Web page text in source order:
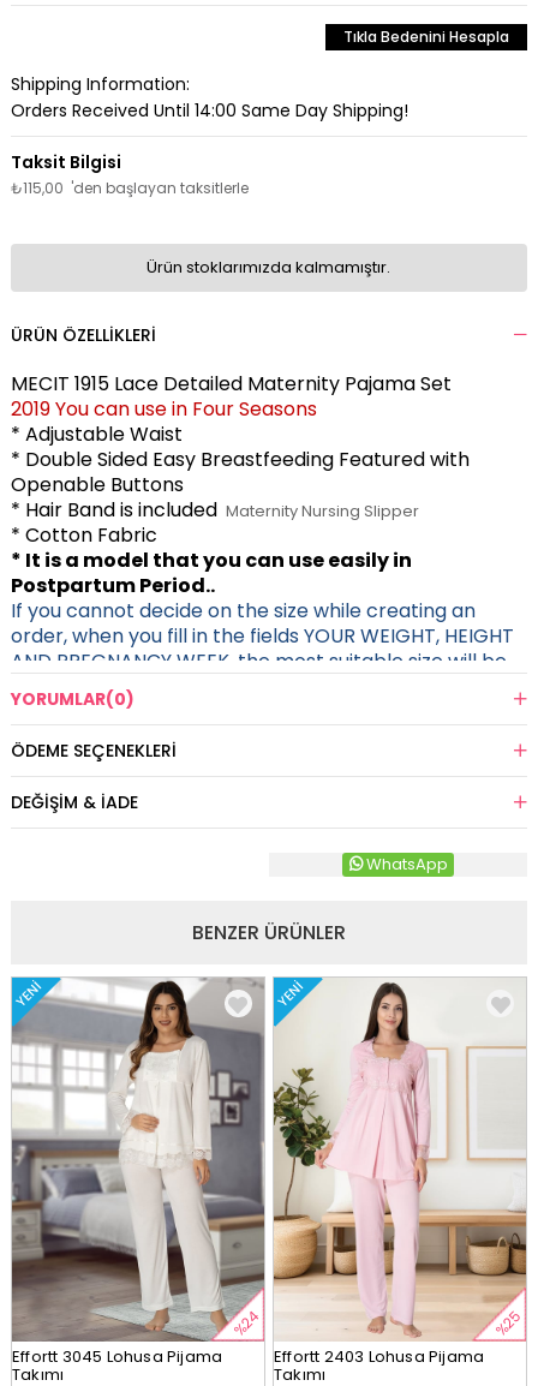
Tıkla Bedenini Hesapla
Shipping Information:
Orders Received Until 14:00 Same Day Shipping!
₺115,00 'den başlayan taksitlerle
Ürün stoklarımızda kalmamıştır.
ÜRÜN ÖZELLIKLERI
MECIT 1915 Lace Detailed Maternity Pajama Set
2019 You can use in Four Seasons
* Adjustable Waist
* Double Sided Easy Breastfeeding Featured with
Openable Buttons
* Hair Band is included Maternity Nursing Slipper
* Cotton Fabric
* It is a model that you can use easily in
Postpartum Period..
If you cannot decide on the size while creating an
order, when you fill in the fields YOUR WEIGHT, HEIGHT
AND PREGNANCY WEEK, the most suitable size will be
sent to you.
YORUMLAR(0)
ÖDEME SEÇENEKLERI
DEĞIŞIM & İADE
WhatsApp
BENZER ÜRÜNLER
YENI
%24
Effortt 3045 Lohusa Pijama
Takımı
YENI
%25
Effortt 2403 Lohusa Pijama
Takımı